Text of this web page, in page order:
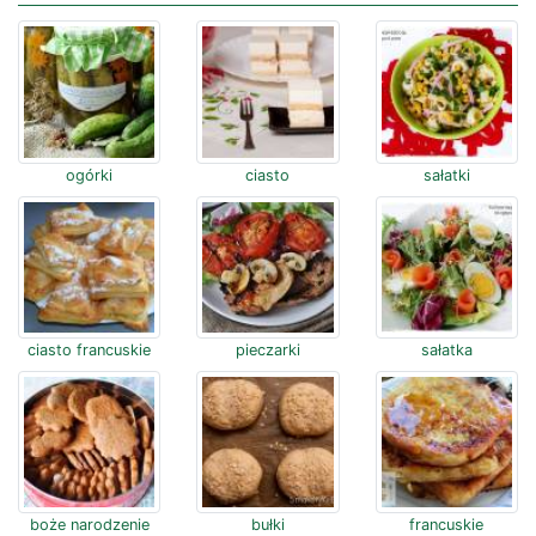
ogórki ciasto sałatki
ciasto francuskie pieczarki sałatka
boże narodzenie bułki francuskie